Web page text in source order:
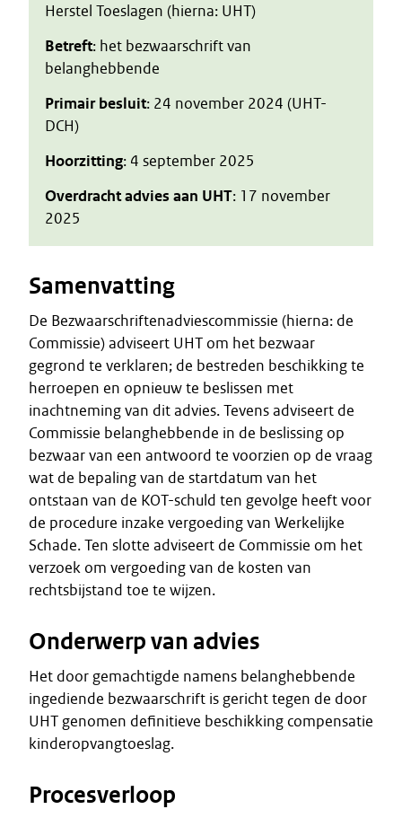
Herstel Toeslagen (hierna: UHT)
Betreft: het bezwaarschrift van
belanghebbende
Primair besluit: 24 november 2024 (UHT-
DCH)
Hoorzitting: 4 september 2025
Overdracht advies aan UHT: 17 november
2025
Samenvatting
De Bezwaarschriftenadviescommissie (hierna: de
Commissie) adviseert UHT om het bezwaar
gegrond te verklaren; de bestreden beschikking te
herroepen en opnieuw te beslissen met
inachtneming van dit advies. Tevens adviseert de
Commissie belanghebbende in de beslissing op
bezwaar van een antwoord te voorzien op de vraag
wat de bepaling van de startdatum van het
ontstaan van de KOT-schuld ten gevolge heeft voor
de procedure inzake vergoeding van Werkelijke
Schade. Ten slotte adviseert de Commissie om het
verzoek om vergoeding van de kosten van
rechtsbijstand toe te wijzen.
Onderwerp van advies
Het door gemachtigde namens belanghebbende
ingediende bezwaarschrift is gericht tegen de door
UHT genomen definitieve beschikking compensatie
kinderopvangtoeslag.
Procesverloop